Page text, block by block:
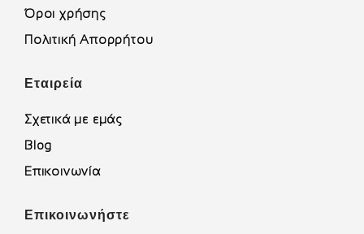
Όροι χρήσης
Πολιτική Απορρήτου
Εταιρεία
Σχετικά με εμάς
Blog
Επικοινωνία
Επικοινωνήστε